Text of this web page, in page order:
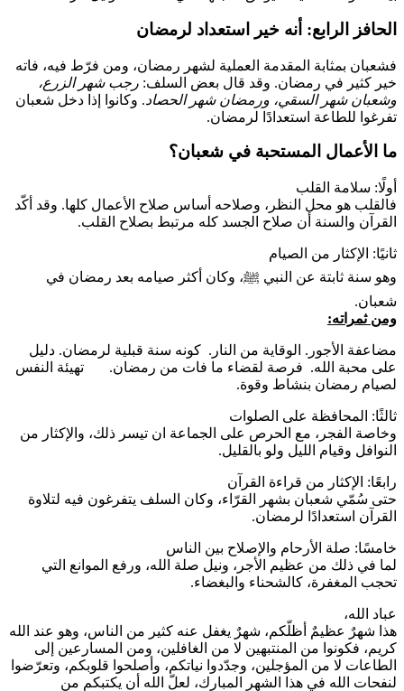
الحافز الرابع: أنه خير استعداد لرمضان
فشعبان بمثابة المقدمة العملية لشهر رمضان، ومن فرّط فيه، فاته
خير كثير في رمضان. وقد قال بعض السلف: رجب شهر الزرع،
وشعبان شهر السقي، ورمضان شهر الحصاد. وكانوا إذا دخل شعبان
تفرغوا للطاعة استعدادًا لرمضان.
ما الأعمال المستحبة في شعبان؟
أولًا: سلامة القلب
فالقلب هو محل النظر، وصلاحه أساس صلاح الأعمال كلها. وقد أكّد
القرآن والسنة أن صلاح الجسد كله مرتبط بصلاح القلب.
ثانيًا: الإكثار من الصيام
وهو سنة ثابتة عن النبي ﷺ، وكان أكثر صيامه بعد رمضان في
شعبان.
ومن ثمراته:
مضاعفة الأجور. الوقاية من النار. كونه سنة قبلية لرمضان. دليل
على محبة الله. فرصة لقضاء ما فات من رمضان. تهيئة النفس
لصيام رمضان بنشاط وقوة.
ثالثًا: المحافظة على الصلوات
وخاصة الفجر، مع الحرص على الجماعة ان تيسر ذلك، والإكثار من
النوافل وقيام الليل ولو بالقليل.
رابعًا: الإكثار من قراءة القرآن
حتى سُمّي شعبان بشهر القرّاء، وكان السلف يتفرغون فيه لتلاوة
القرآن استعدادًا لرمضان.
خامسًا: صلة الأرحام والإصلاح بين الناس
لما في ذلك من عظيم الأجر، ونيل صلة الله، ورفع الموانع التي
تحجب المغفرة، كالشحناء والبغضاء.
عباد الله،
هذا شهرٌ عظيمٌ أظلّكم، شهرٌ يغفل عنه كثير من الناس، وهو عند الله
كريم، فكونوا من المنتبهين لا من الغافلين، ومن المسارعين إلى
الطاعات لا من المؤجلين، وجدّدوا نياتكم، وأصلحوا قلوبكم، وتعرّضوا
لنفحات الله في هذا الشهر المبارك، لعلّ الله أن يكتبكم من